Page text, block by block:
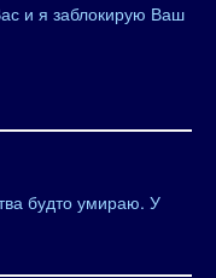
и я заблокирую Ваш
будто умираю. У